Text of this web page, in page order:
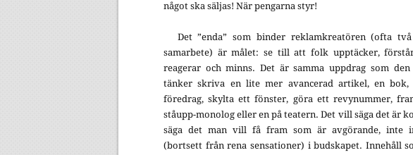
något ska säljas! När pengarna styr!
Det ”enda” som binder reklamkreatören (ofta
samarbete) är målet: se till att folk upptäcker,
reagerar och minns. Det är samma uppdrag som
tänker skriva en lite mer avancerad artikel, en
föredrag, skylta ett fönster, göra ett revynummer,
ståupp-monolog eller en på teatern. Det vill säga det är
säga det man vill få fram som är avgörande, inte
(bortsett från rena sensationer) i budskapet. Innehåll